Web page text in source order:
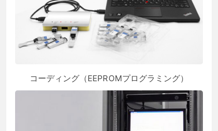
コーディング（EEPROMプログラミング）